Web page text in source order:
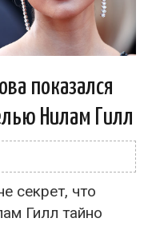
показался
Нилам Гилл
секрет, что
Гилл тайно